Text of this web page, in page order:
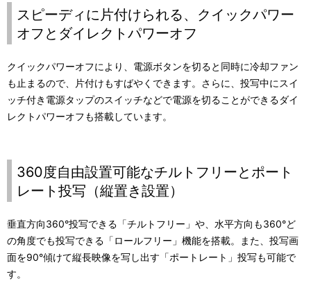
スピーディに片付けられる、クイックパワー
オフとダイレクトパワーオフ
クイックパワーオフにより、電源ボタンを切ると同時に冷却ファン
も止まるので、片付けもすばやくできます。さらに、投写中にスイ
ッチ付き電源タップのスイッチなどで電源を切ることができるダイ
レクトパワーオフも搭載しています。
360度自由設置可能なチルトフリーとポート
レート投写（縦置き設置）
垂直方向360°投写できる「チルトフリー」や、水平方向も360°ど
の角度でも投写できる「ロールフリー」機能を搭載。また、投写画
面を90°傾けて縦長映像を写し出す「ポートレート」投写も可能で
す。